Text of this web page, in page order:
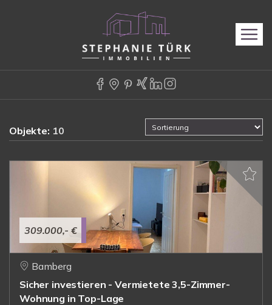
Objekte: 10
309.000,- €
Bamberg
Sicher investieren - Vermietete 3,5-Zimmer-
Wohnung in Top-Lage